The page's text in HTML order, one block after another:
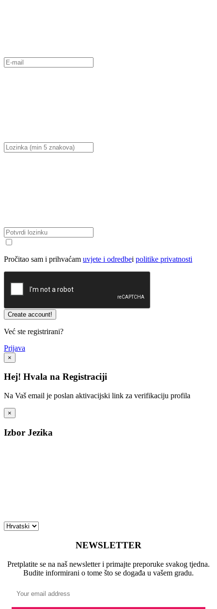
Pročitao sam i prihvaćam uvjete i odredbei politike privatnosti
Već ste registrirani?
Prijava
×
Hej! Hvala na Registraciji
Na Vaš email je poslan aktivacijski link za verifikaciju profila
×
Izbor Jezika
NEWSLETTER
Pretplatite se na naš newsletter i primajte preporuke svakog tjedna.
Budite informirani o tome što se događa u vašem gradu.